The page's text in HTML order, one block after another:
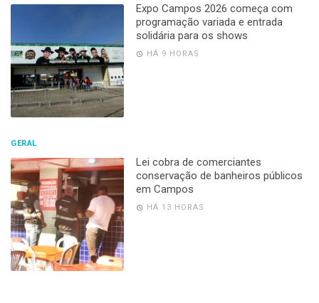
Expo Campos 2026 começa com
programação variada e entrada
solidária para os shows
HÁ 9 HORAS
GERAL
Lei cobra de comerciantes
conservação de banheiros públicos
em Campos
HÁ 13 HORAS